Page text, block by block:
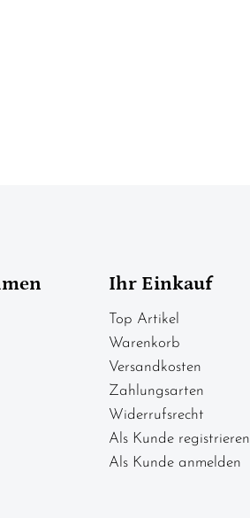
Ihr Einkauf
Top Artikel
Warenkorb
Versandkosten
Zahlungsarten
Widerrufsrecht
Als Kunde registrieren
Als Kunde anmelden